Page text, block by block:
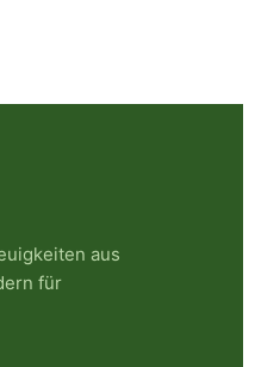
aus
für